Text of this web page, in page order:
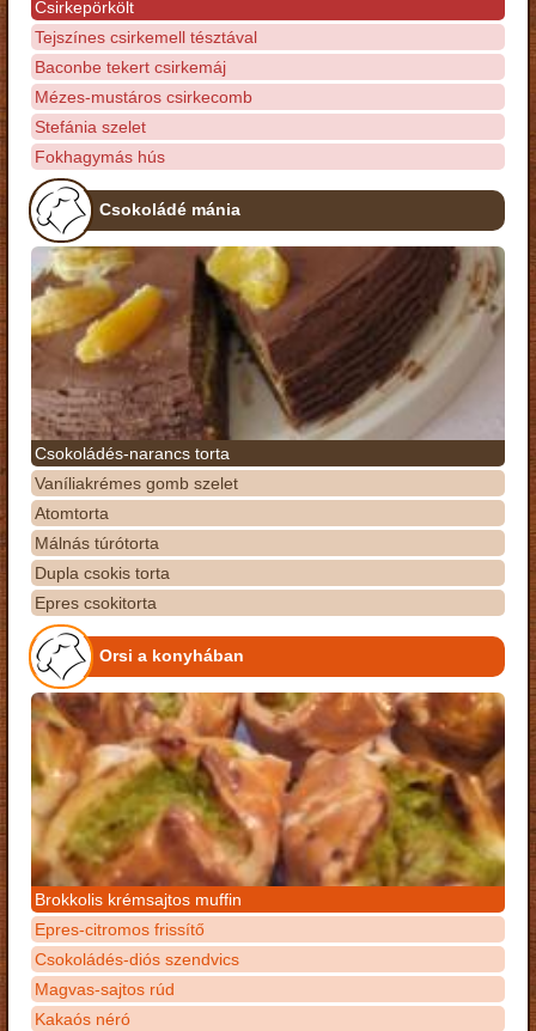
Csirkepörkölt
Tejszínes csirkemell tésztával
Baconbe tekert csirkemáj
Mézes-mustáros csirkecomb
Stefánia szelet
Fokhagymás hús
Csokoládé mánia
Csokoládés-narancs torta
Vaníliakrémes gomb szelet
Atomtorta
Málnás túrótorta
Dupla csokis torta
Epres csokitorta
Orsi a konyhában
Brokkolis krémsajtos muffin
Epres-citromos frissítő
Csokoládés-diós szendvics
Magvas-sajtos rúd
Kakaós néró